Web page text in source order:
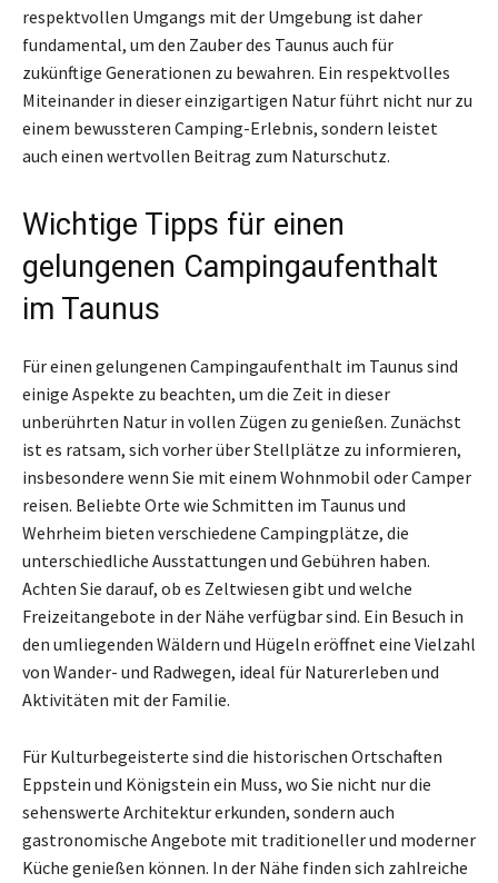
respektvollen Umgangs mit der Umgebung ist daher
fundamental, um den Zauber des Taunus auch für
zukünftige Generationen zu bewahren. Ein respektvolles
Miteinander in dieser einzigartigen Natur führt nicht nur zu
einem bewussteren Camping-Erlebnis, sondern leistet
auch einen wertvollen Beitrag zum Naturschutz.
Wichtige Tipps für einen
gelungenen Campingaufenthalt
im Taunus
Für einen gelungenen Campingaufenthalt im Taunus sind
einige Aspekte zu beachten, um die Zeit in dieser
unberührten Natur in vollen Zügen zu genießen. Zunächst
ist es ratsam, sich vorher über Stellplätze zu informieren,
insbesondere wenn Sie mit einem Wohnmobil oder Camper
reisen. Beliebte Orte wie Schmitten im Taunus und
Wehrheim bieten verschiedene Campingplätze, die
unterschiedliche Ausstattungen und Gebühren haben.
Achten Sie darauf, ob es Zeltwiesen gibt und welche
Freizeitangebote in der Nähe verfügbar sind. Ein Besuch in
den umliegenden Wäldern und Hügeln eröffnet eine Vielzahl
von Wander- und Radwegen, ideal für Naturerleben und
Aktivitäten mit der Familie.
Für Kulturbegeisterte sind die historischen Ortschaften
Eppstein und Königstein ein Muss, wo Sie nicht nur die
sehenswerte Architektur erkunden, sondern auch
gastronomische Angebote mit traditioneller und moderner
Küche genießen können. In der Nähe finden sich zahlreiche